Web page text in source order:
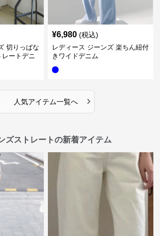
切りっぱな
レートデニ
¥6,980 (税込)
レディース ジーンズ 楽ちん紐付
きワイドデニム
人気アイテム一覧へ ›
ズストレートの新着アイテム